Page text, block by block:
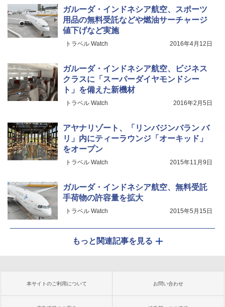
ガルーダ・インドネシア航空、スポーツ
用品の無料受託などや燃油サーチャージ
値下げなど実施
トラベル Watch 2016年4月12日
ガルーダ・インドネシア航空、ビジネス
クラスに「スーパーダイヤモンドシー
ト」を備えた新機材
トラベル Watch 2016年2月5日
アヤナリゾート、「リンバジンバラン バ
リ」内にティーラウンジ「オーキッド」
をオープン
トラベル Watch 2015年11月9日
ガルーダ・インドネシア航空、無料受託
手荷物の許容量を拡大
トラベル Watch 2015年5月15日
もっと関連記事を見る
本サイトのご利用について お問い合わせ